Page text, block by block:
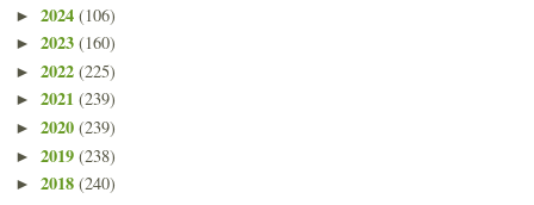
► 2024 (106)
► 2023 (160)
► 2022 (225)
► 2021 (239)
► 2020 (239)
► 2019 (238)
► 2018 (240)